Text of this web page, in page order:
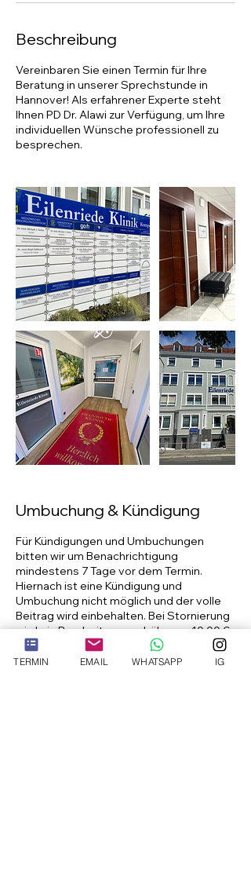
Beschreibung
Vereinbaren Sie einen Termin für Ihre
Beratung in unserer Sprechstunde in
Hannover! Als erfahrener Experte steht
Ihnen PD Dr. Alawi zur Verfügung, um Ihre
individuellen Wünsche professionell zu
besprechen.
Umbuchung & Kündigung
Für Kündigungen und Umbuchungen
bitten wir um Benachrichtigung
mindestens 7 Tage vor dem Termin.
Hiernach ist eine Kündigung und
Umbuchung nicht möglich und der volle
Beitrag wird einbehalten. Bei Stornierung
wird ein Bearbeitungsgebühr von 10,00 €
fällig.
TERMIN EMAIL WHATSAPP IG